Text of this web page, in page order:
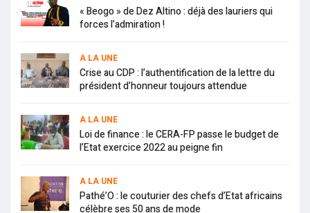
« Beogo » de Dez Altino : déjà des lauriers qui
forces l’admiration !
A LA UNE
Crise au CDP : l’authentification de la lettre du
président d’honneur toujours attendue
A LA UNE
Loi de finance : le CERA-FP passe le budget de
l’Etat exercice 2022 au peigne fin
A LA UNE
Pathé’O : le couturier des chefs d’Etat africains
célèbre ses 50 ans de mode